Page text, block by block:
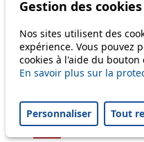
46
54
56
64
Gestion des cookies
Nos sites utilisent des
expérience. Vous pouvez
cookies à l'aide du bouton
En savoir plus sur la
Personnaliser Tout